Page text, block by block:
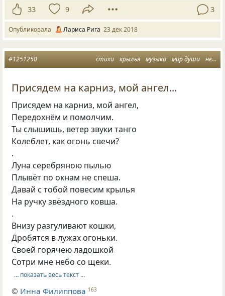
33 9 3
Опубликовала Лариса Рига 23 дек 2018
стихи крылья музыка мир души небо
#1251250
Присядем на карниз, мой ангел...
Присядем на карниз, мой ангел,
Передохнём и помолчим.
Ты слышишь, ветер звуки танго
Колеблет, как огонь свечи?
.
Луна серебряною пылью
Плывёт по окнам не спеша.
Давай с тобой повесим крылья
На ручку звёздного ковша.
.
Внизу разгуливают кошки,
Дробятся в лужах огоньки.
Своей горячею ладошкой
Сотри мне небо со щеки.
… показать весь текст …
© Инна Филиппова 163